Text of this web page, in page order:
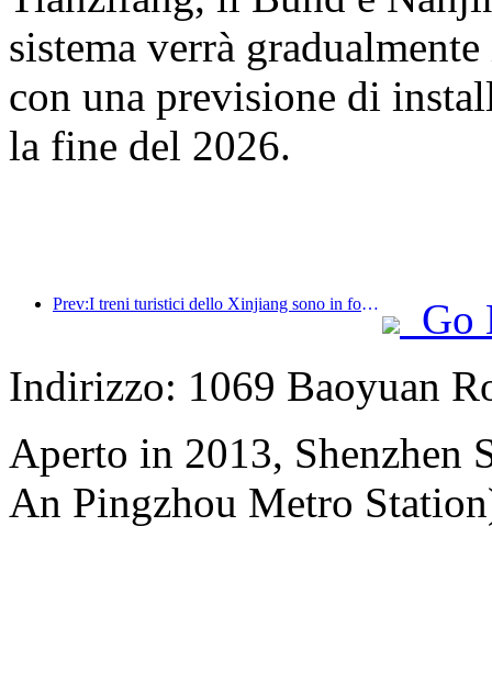
sistema verrà
con una previsione di
la fine del 2026.
Prev:I treni turistici dello Xinjiang sono in forte espansione, dando impulso all'economia culturale e turistica
Go
Indirizzo: 1069 Baoyuan
Aperto in 2013, Shenzhen
An Pingzhou Metro